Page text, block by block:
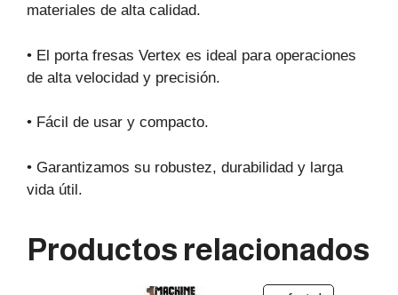
materiales de alta calidad.
• El porta fresas Vertex es ideal para operaciones
de alta velocidad y precisión.
• Fácil de usar y compacto.
• Garantizamos su robustez, durabilidad y larga
vida útil.
Productos relacionados